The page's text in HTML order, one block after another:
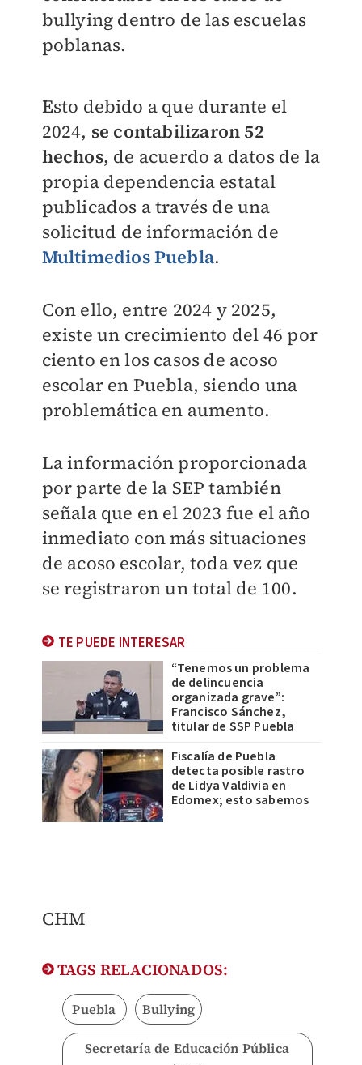
bullying dentro de las escuelas
poblanas.
Esto debido a que durante el
2024, se contabilizaron 52
hechos, de acuerdo a datos de la
propia dependencia estatal
publicados a través de una
solicitud de información de
Multimedios Puebla.
Con ello, entre 2024 y 2025,
existe un crecimiento del 46 por
ciento en los casos de acoso
escolar en Puebla, siendo una
problemática en aumento.
La información proporcionada
por parte de la SEP también
señala que en el 2023 fue el año
inmediato con más situaciones
de acoso escolar, toda vez que
se registraron un total de 100.
TE PUEDE INTERESAR
“Tenemos un problema
de delincuencia
organizada grave”:
Francisco Sánchez,
titular de SSP Puebla
Fiscalía de Puebla
detecta posible rastro
de Lidya Valdivia en
Edomex; esto sabemos
CHM
TAGS RELACIONADOS:
Puebla Bullying
Secretaría de Educación Pública